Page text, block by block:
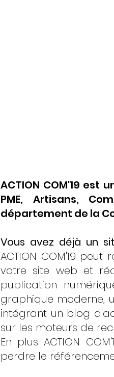
ACTION COM'19 est
PME, Artisans,
département de la
Vous avez déjà un
ACTION COM'19
votre site web et
publication
graphique moderne,
intégrant un blog
sur les moteurs de
En plus ACTION
perdre le